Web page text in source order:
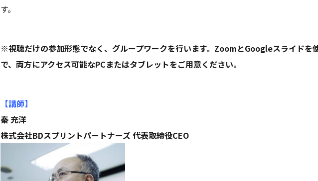
す。
※視聴だけの参加形態でなく、グループワークを行います。ZoomとGoogleスライドを
で、両方にアクセス可能なPCまたはタブレットをご用意ください。
【講師】
秦 充洋
株式会社BDスプリントパートナーズ 代表取締役CEO